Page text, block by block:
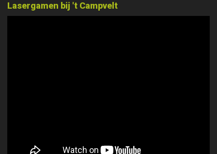
Lasergamen bij 't Campvelt